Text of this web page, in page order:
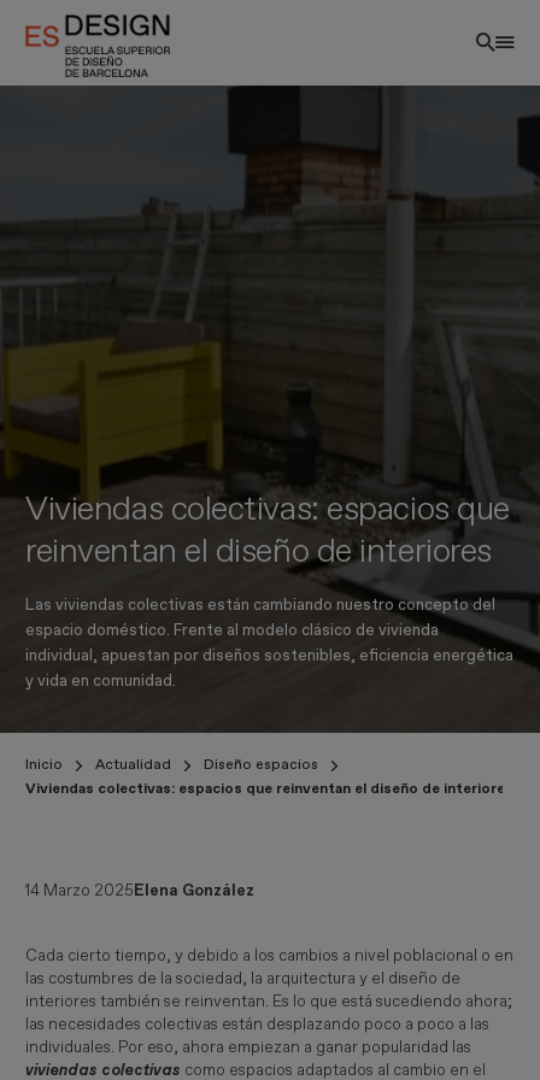
contenido
principal
Viviendas colectivas: espacios que
reinventan el diseño de interiores
Las viviendas colectivas están cambiando nuestro concepto del
espacio doméstico. Frente al modelo clásico de vivienda
individual, apuestan por diseños sostenibles, eficiencia energética
y vida en comunidad.
Inicio Actualidad
Diseño espacios
Viviendas colectivas: espacios que reinventan el diseño de interiores
14 Marzo 2025Elena González
Cada cierto tiempo, y debido a los cambios a nivel poblacional o en
las costumbres de la sociedad, la arquitectura y el diseño de
interiores también se reinventan. Es lo que está sucediendo ahora;
las necesidades colectivas están desplazando poco a poco a las
individuales. Por eso, ahora empiezan a ganar popularidad las
viviendas colectivas como espacios adaptados al cambio en el